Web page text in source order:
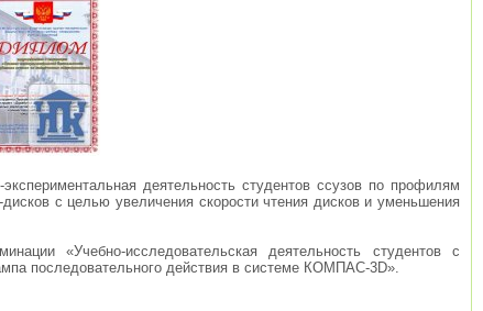
деятельность студентов ссузов по профилям
с целью увеличения скорости чтения дисков и уменьшения
«Учебно-исследовательская деятельность студентов с
последовательного действия в системе КОМПАС-3D».